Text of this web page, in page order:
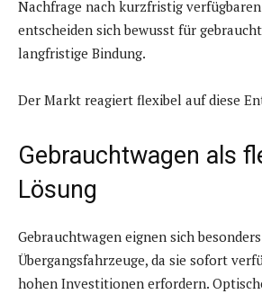
Nachfrage nach kurzfristig
entscheiden sich bewusst für
langfristige Bindung.
Der Markt reagiert flexibel auf diese
Gebrauchtwagen als
Lösung
Gebrauchtwagen eignen sich
Übergangsfahrzeuge, da sie sofort
hohen Investitionen erfordern.